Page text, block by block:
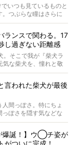
いつも見ているものと
つぶらな瞳はさらに
らにモフモフに見えま
ランスで関わる。17
し過ぎない距離感
。そこで我が『柴犬ラ
気な柴犬を、憧れと敬
ます。 この特集で
犬と暮らすうえで大切
ていただきます。今
ろうくん。小さい頃か
せてきたということで
言われた柴犬が最後
間っぽさ。特にちょ
っぽさを隠す気などな
の本当は、中身は人間
爆誕！】ウ◯チ姿が
がついに完成！